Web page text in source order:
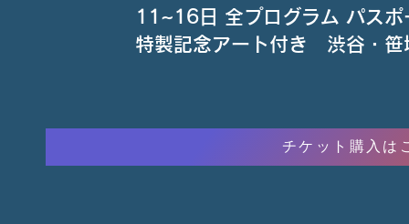
11~16日 全プログラム パス
特製記念アート付き 渋谷・
チケット購入は